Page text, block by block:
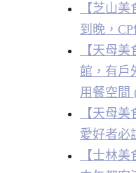
【芝山
到晚，
【天母
館，有戶
用餐空間
【天母
愛好者必
【士林